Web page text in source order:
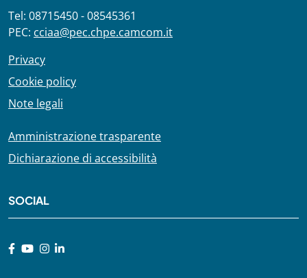
Tel: 08715450 - 08545361
PEC: cciaa@pec.chpe.camcom.it
Privacy
Cookie policy
Note legali
Amministrazione trasparente
Dichiarazione di accessibilità
SOCIAL